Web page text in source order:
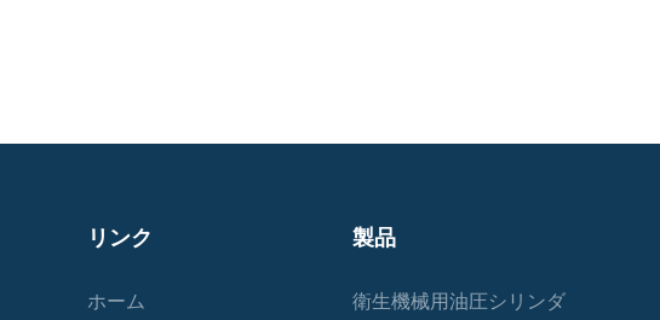
リンク
ホーム
製品
衛生機械用油圧シリンダ